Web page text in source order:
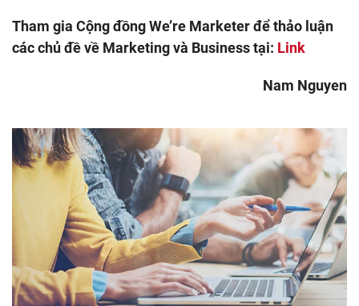
Tham gia Cộng đồng We’re Marketer để thảo luận
các chủ đề về Marketing và Business tại: Link
Nam Nguyen